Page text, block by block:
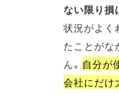
ない限り損
状況がよく
たことがな
ん。 自分が
会社にだけ